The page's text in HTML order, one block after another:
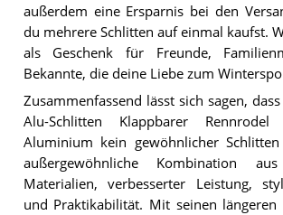
außerdem eine Ersparnis bei den
du mehrere Schlitten auf einmal kaufst.
als Geschenk für Freunde,
Bekannte, die deine Liebe zum
Zusammenfassend lässt sich sagen,
Alu-Schlitten Klappbarer
Aluminium kein gewöhnlicher
außergewöhnliche Kombination
Materialien, verbesserter Leistung,
und Praktikabilität. Mit seinen längeren